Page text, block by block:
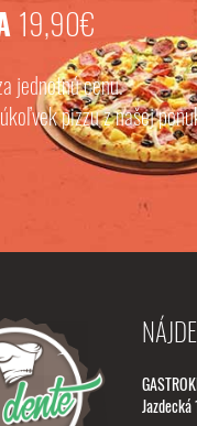
19,90€
jednotnú cenu.
pizzu z našej